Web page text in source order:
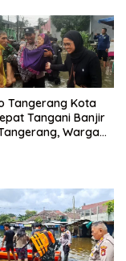
Tangerang Kota
Tangani Banjir
Warga